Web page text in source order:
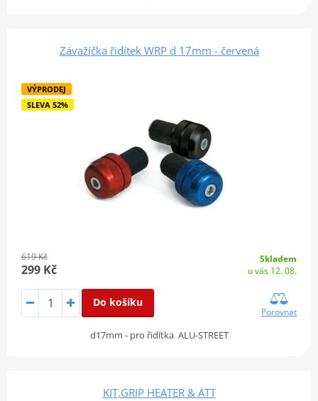
Závažíčka řidítek WRP d 17mm - červená
VÝPRODEJ
SLEVA 52%
619 Kč
299 Kč
Skladem
u vás 12. 08.
Do košíku
Porovnat
d17mm - pro řidítka ALU-STREET
KIT,GRIP HEATER & ATT